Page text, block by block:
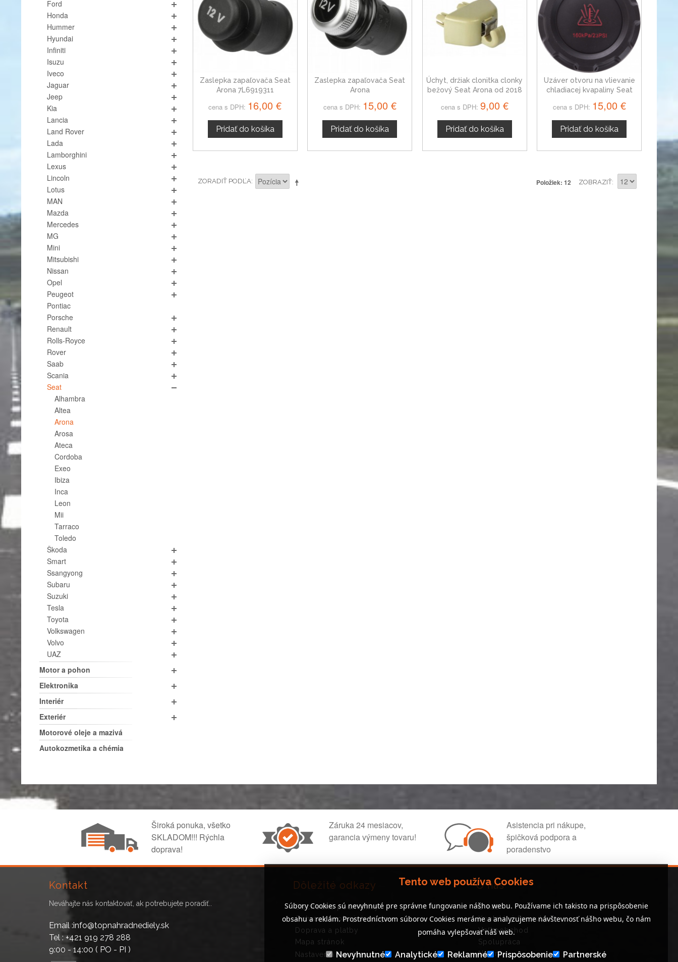
Zaslepka zapaľovača Seat
Arona 7L6919311
cena s DPH: 16,00 €
Pridať do košíka
Zaslepka zapaľovača Seat
Arona
cena s DPH: 15,00 €
Pridať do košíka
Úchyt, držiak clonitka clonky
bežový Seat Arona od 2018
cena s DPH: 9,00 €
Pridať do košíka
Uzáver otvoru na vlievanie
chladiacej kvapaliny Seat
cena s DPH: 15,00 €
Pridať do košíka
ZORADIŤ PODĽA Položiek: 12 ZOBRAZIŤ
Ford
Honda
Hummer
Hyundai
Infiniti
Isuzu
Iveco
Jaguar
Jeep
Kia
Lancia
Land Rover
Lada
Lamborghini
Lexus
Lincoln
Lotus
MAN
Mazda
Mercedes
MG
Mini
Mitsubishi
Nissan
Opel
Peugeot
Pontiac
Porsche
Renault
Rolls-Royce
Rover
Saab
Scania
Seat
Alhambra
Altea
Arona
Arosa
Ateca
Cordoba
Exeo
Ibiza
Inca
Leon
Mii
Tarraco
Toledo
Škoda
Smart
Ssangyong
Subaru
Suzuki
Tesla
Toyota
Volkswagen
Volvo
UAZ
Motor a pohon
Elektronika
Interiér
Exteriér
Motorové oleje a mazivá
Autokozmetika a chémia
Široká ponuka, všetko
SKLADOM!!! Rýchla
doprava!
Záruka 24 mesiacov,
garancia výmeny tovaru!
Asistencia pri nákupe,
špičková podpora a
poradenstvo
O nás
O nás
Kontaktný formulár
Veľkoobchod
Spolupráca
Novinky
Dôležité odkazy
Obchodné podmienky
Ochrana osobných údajov
Doprava a platby
Mapa stránok
Nastavenia Cookies
Kontakt
Neváhajte nás kontaktovať, ak potrebujete poradiť..
Email :info@topnahradnediely.sk
Tel : +421 919 278 288
9:00 - 14:00 ( PO - PI )
Tento web používa Cookies
Súbory Cookies sú nevyhnuté pre správne fungovanie nášho webu. Používame ich takisto na prispôsobenie
obsahu a reklám. Prostredníctvom súborov Cookies meráme a analyzujeme návštevnosť nášho webu, čo nám
pomáha vylepšovať náš web.
Nevyhnutné Analytické Reklamné Prispôsobenie Partnerské